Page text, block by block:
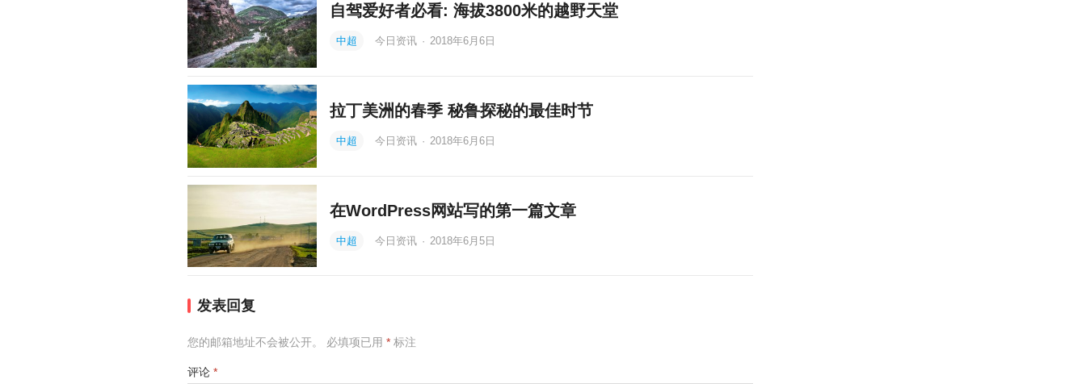
自驾爱好者必看: 海拔3800米的越野天堂
中超 今日资讯 · 2018年6月6日
拉丁美洲的春季 秘鲁探秘的最佳时节
中超 今日资讯 · 2018年6月6日
在WordPress网站写的第一篇文章
中超 今日资讯 · 2018年6月5日
发表回复
您的邮箱地址不会被公开。 必填项已用 * 标注
评论 *